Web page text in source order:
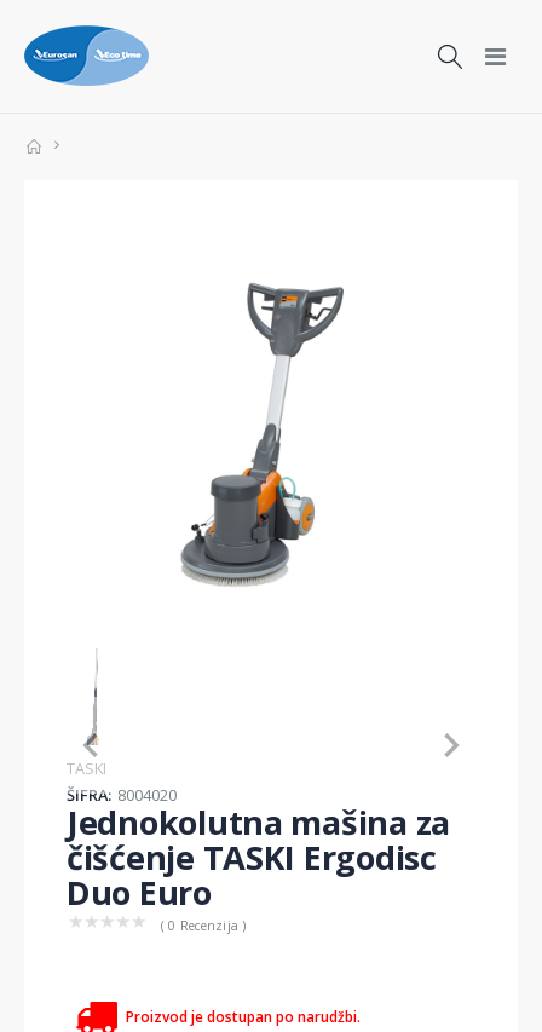
Item
1
of
1
TASKI
ŠIFRA: 8004020
Jednokolutna mašina za
čišćenje TASKI Ergodisc
Duo Euro
★ ★ ★ ★ ★ ( 0 Recenzija )
Proizvod je dostupan po narudžbi.